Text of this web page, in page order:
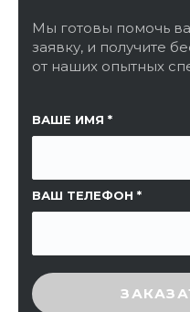
Мы готовы помочь
заявку, и получите
от наших опытных
ВАШЕ ИМЯ
ВАШ ТЕЛЕФОН
ССЫЛКА НА СТРАНИЦУ
ВВЕДИТЕ